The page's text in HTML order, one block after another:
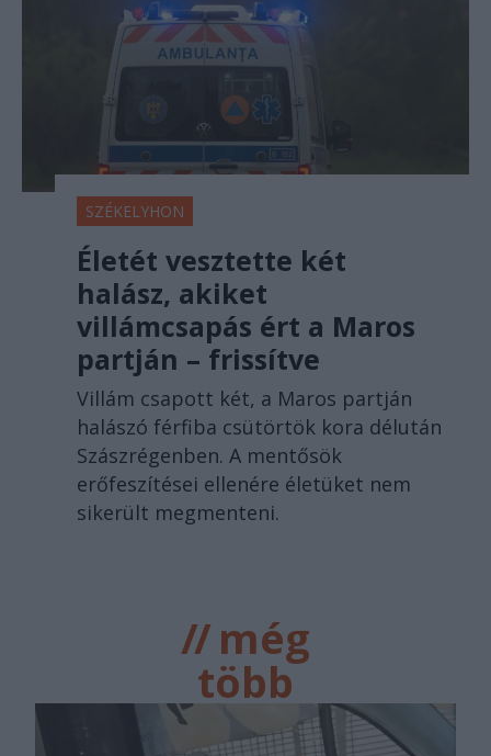
SZÉKELYHON
Életét vesztette két
halász, akiket
villámcsapás ért a Maros
partján – frissítve
Villám csapott két, a Maros partján
halászó férfiba csütörtök kora délután
Szászrégenben. A mentősök
erőfeszítései ellenére életüket nem
sikerült megmenteni.
//még
több
főtér.ro